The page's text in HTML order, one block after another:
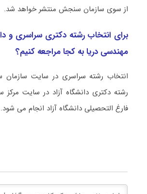
از سوی سازمان سنجش منتشر خواهد شد.
برای انتخاب رشته دکتری سراسری و
مهندسی دریا به کجا مراجعه کنیم؟
انتخاب رشته سراسری در سایت
رشته دکتری دانشگاه آزاد در سایت
فارغ التحصیلی دانشگاه آزاد انجام می شود.